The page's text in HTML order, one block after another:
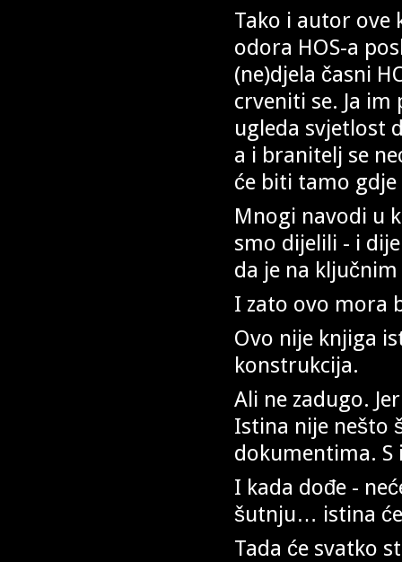
Tako i autor ove
odora HOS-a
(ne)djela časni
crveniti se. Ja
ugleda svjetlost
a i branitelj se
će biti tamo
Mnogi navodi u
smo dijelili - i
da je na
I zato ovo mora
Ovo nije knjiga
konstrukcija.
Ali ne zadugo.
Istina nije nešto
dokumentima.
I kada dođe -
šutnju… istina
Tada će svatko